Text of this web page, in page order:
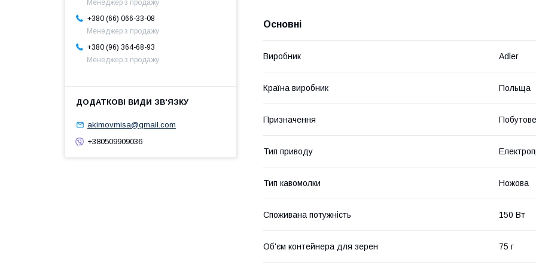
Основні
Виробник Adler
Країна виробник Польща
Призначення Побутове
Тип приводу
Тип кавомолки Ножова
Споживана потужність 150 Вт
Об'єм контейнера для зерен 75 г
Менеджер з продажу
+380 (66) 066-33-08
Менеджер з продажу
+380 (96) 364-68-93
Менеджер з продажу
akimovmisa@gmail.com
+380509909036